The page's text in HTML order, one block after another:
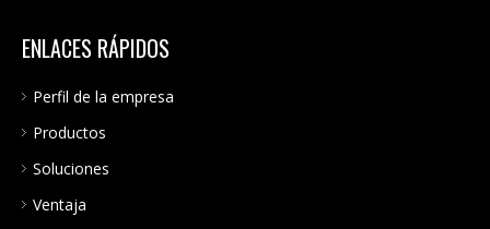
ENLACES RÁPIDOS
Perfil de la empresa
Productos
Soluciones
Ventaja